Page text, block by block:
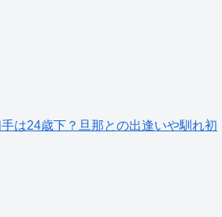
は24歳下？旦那との出逢いや馴れ初